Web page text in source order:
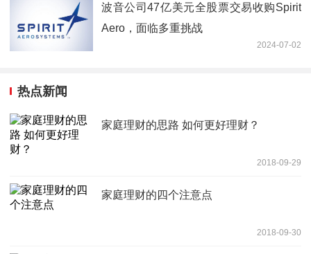
波音公司47亿美元全股票交易收购Spirit
Aero，面临多重挑战
2024-07-02
热点新闻
家庭理财的思路 如何更好理财？
2018-09-29
家庭理财的四个注意点
2018-09-30